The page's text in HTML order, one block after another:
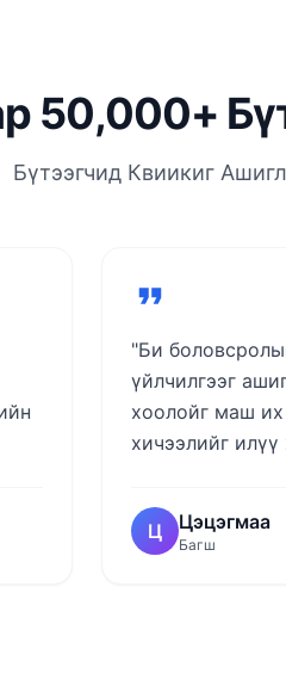
50,000+
Бүтээгчид Квиикиг
"Би
үйлчилгээг
хоолойг маш
хичээлийг
Ц Цэцэгмаа
Багш